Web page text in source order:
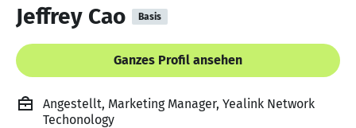
Jeffrey Cao Basis
Ganzes Profil ansehen
Angestellt, Marketing Manager, Yealink Network
Techonology